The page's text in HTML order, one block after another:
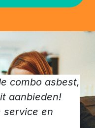
combo asbest,
aanbieden!
service en